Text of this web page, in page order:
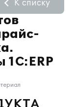
1С:ERP
К списку